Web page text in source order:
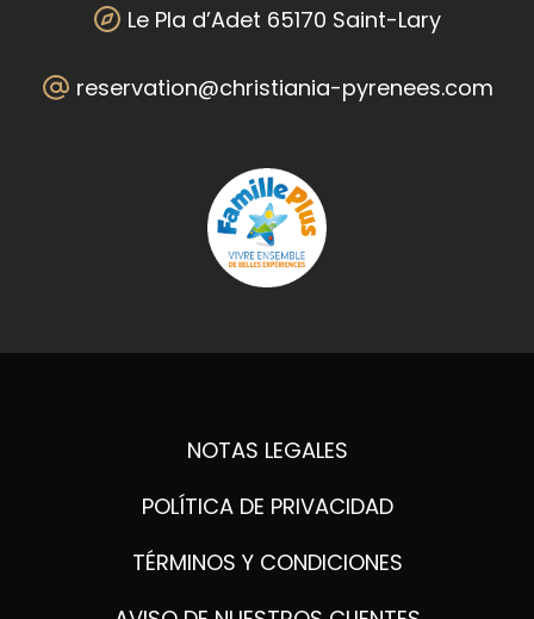
Le Pla d’Adet 65170 Saint-Lary
reservation@christiania-pyrenees.com
NOTAS LEGALES
POLÍTICA DE PRIVACIDAD
TÉRMINOS Y CONDICIONES